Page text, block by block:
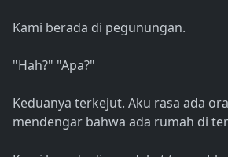
Kami berada di pegunungan.
"Hah?" "Apa?"
Keduanya terkejut. Aku rasa ada
mendengar bahwa ada rumah di